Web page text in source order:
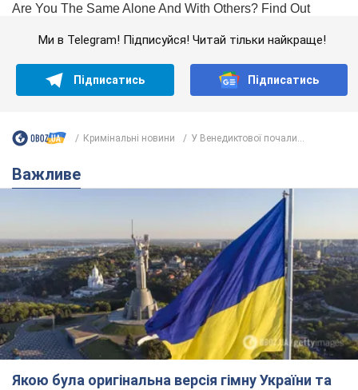
Ми в Telegram! Підписуйся! Читай тільки найкраще!
Підписатись Підписатись
Кримінальні новини У Венедиктової почали...
Важливе
Якою була оригінальна версія гімну України та